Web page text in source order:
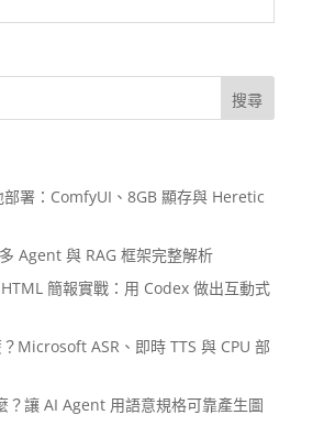
署：ComfyUI、8GB 顯存與 Heretic
Agent 與 RAG 框架完整解析
簡報實戰：用 Codex 做出互動式
Microsoft ASR、即時 TTS 與 CPU 部
讓 AI Agent 用語意規格可靠產生圖